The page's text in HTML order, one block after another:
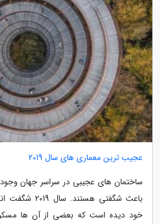
عجیب ترین معماری های سال 2019
ساختمان های عجیبی در سراسر جهان وجود
باعث شگفتی
خود دیده است که بعضی از آن ها